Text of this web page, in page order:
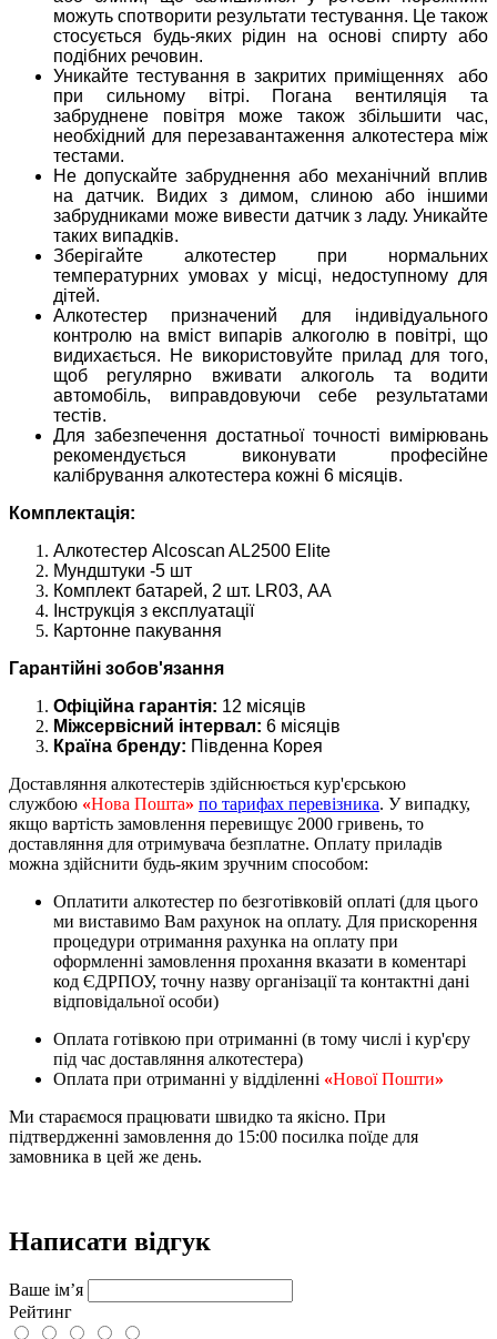
можуть спотворити результати тестування. Це також
стосується будь-яких рідин на основі спирту або
подібних речовин.
Уникайте тестування в закритих приміщеннях або
при сильному вітрі. Погана вентиляція та
забруднене повітря може також збільшити час,
необхідний для перезавантаження алкотестера між
тестами.
Не допускайте забруднення або механічний вплив
на датчик. Видих з димом, слиною або іншими
забрудниками може вивести датчик з ладу. Уникайте
таких випадків.
Зберігайте алкотестер при нормальних
температурних умовах у місці, недоступному для
дітей.
Алкотестер призначений для індивідуального
контролю на вміст випарів алкоголю в повітрі, що
видихається. Не використовуйте прилад для того,
щоб регулярно вживати алкоголь та водити
автомобіль, виправдовуючи себе результатами
тестів.
Для забезпечення достатньої точності вимірювань
рекомендується виконувати професійне
калібрування алкотестера кожні 6 місяців.
Комплектація:
Алкотестер Alcoscan AL2500 Elite
Мундштуки -5 шт
Комплект батарей, 2 шт. LR03, АА
Інструкція з експлуатації
Картонне пакування
Гарантійні зобов'язання
Офіційна гарантія: 12 місяців
Міжсервісний інтервал: 6 місяців
Країна бренду: Південна Корея
Доставляння алкотестерів здійснюється кур'єрською
службою «Нова Пошта» по тарифах перевізника. У випадку,
якщо вартість замовлення перевищує 2000 гривень, то
доставляння для отримувача безплатне. Оплату приладів
можна здійснити будь-яким зручним способом:
Оплатити алкотестер по безготівковій оплаті (для цього
ми виставимо Вам рахунок на оплату. Для прискорення
процедури отримання рахунка на оплату при
оформленні замовлення прохання вказати в коментарі
код ЄДРПОУ, точну назву організації та контактні дані
відповідальної особи)
Оплата готівкою при отриманні (в тому числі і кур'єру
під час доставляння алкотестера)
Оплата при отриманні у відділенні «Нової Пошти»
Ми стараємося працювати швидко та якісно. При
підтвердженні замовлення до 15:00 посилка поїде для
замовника в цей же день.
Написати відгук
Ваше ім’я
Рейтинг